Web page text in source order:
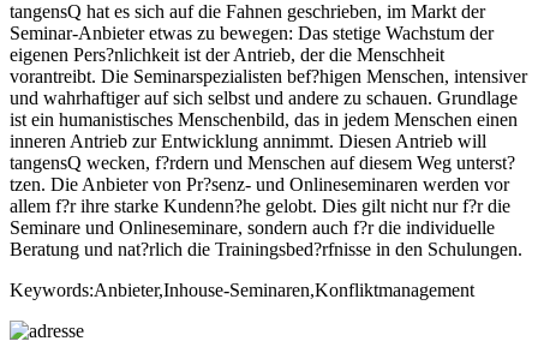
tangensQ hat es sich auf die Fahnen geschrieben, im Markt der
Seminar-Anbieter etwas zu bewegen: Das stetige Wachstum der
eigenen Pers?nlichkeit ist der Antrieb, der die Menschheit
vorantreibt. Die Seminarspezialisten bef?higen Menschen, intensiver
und wahrhaftiger auf sich selbst und andere zu schauen. Grundlage
ist ein humanistisches Menschenbild, das in jedem Menschen einen
inneren Antrieb zur Entwicklung annimmt. Diesen Antrieb will
tangensQ wecken, f?rdern und Menschen auf diesem Weg unterst?
tzen. Die Anbieter von Pr?senz- und Onlineseminaren werden vor
allem f?r ihre starke Kundenn?he gelobt. Dies gilt nicht nur f?r die
Seminare und Onlineseminare, sondern auch f?r die individuelle
Beratung und nat?rlich die Trainingsbed?rfnisse in den Schulungen.
Keywords:Anbieter,Inhouse-Seminaren,Konfliktmanagement